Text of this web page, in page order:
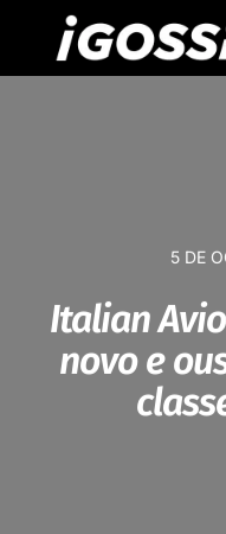
5 DE
Italian
novo e